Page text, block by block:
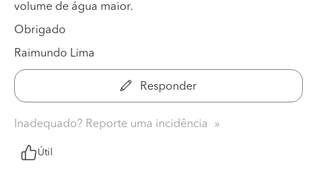
volume de água maior.
Obrigado
Raimundo Lima
Responder
Inadequado? Reporte uma incidência
Útil